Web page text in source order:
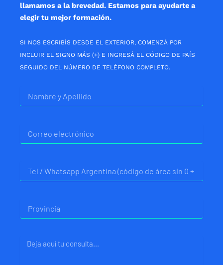
llamamos a la brevedad. Estamos para ayudarte a
elegir tu mejor formación.
SI NOS ESCRIBÍS DESDE EL EXTERIOR, COMENZÁ POR
INCLUIR EL SIGNO MÁS (+) E INGRESÁ EL CÓDIGO DE PAÍS
SEGUIDO DEL NÚMERO DE TELÉFONO COMPLETO.
electrónico
Mensaje